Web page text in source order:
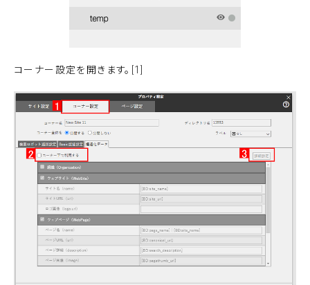
コーナー設定を開きます。[1]